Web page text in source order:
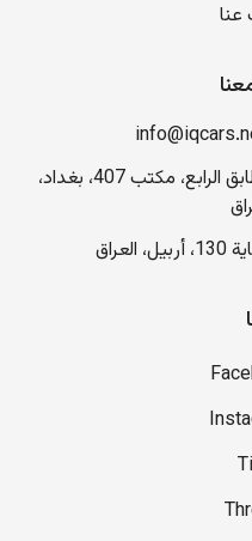
شارع الرواد، عمارة بلو تاور الطابق الرابع، مكتب 407، بغداد،